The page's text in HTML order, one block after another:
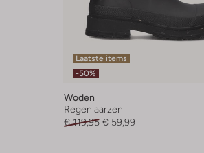
Laatste items
-50%
Woden
Regenlaarzen
€ 119,95 € 59,99